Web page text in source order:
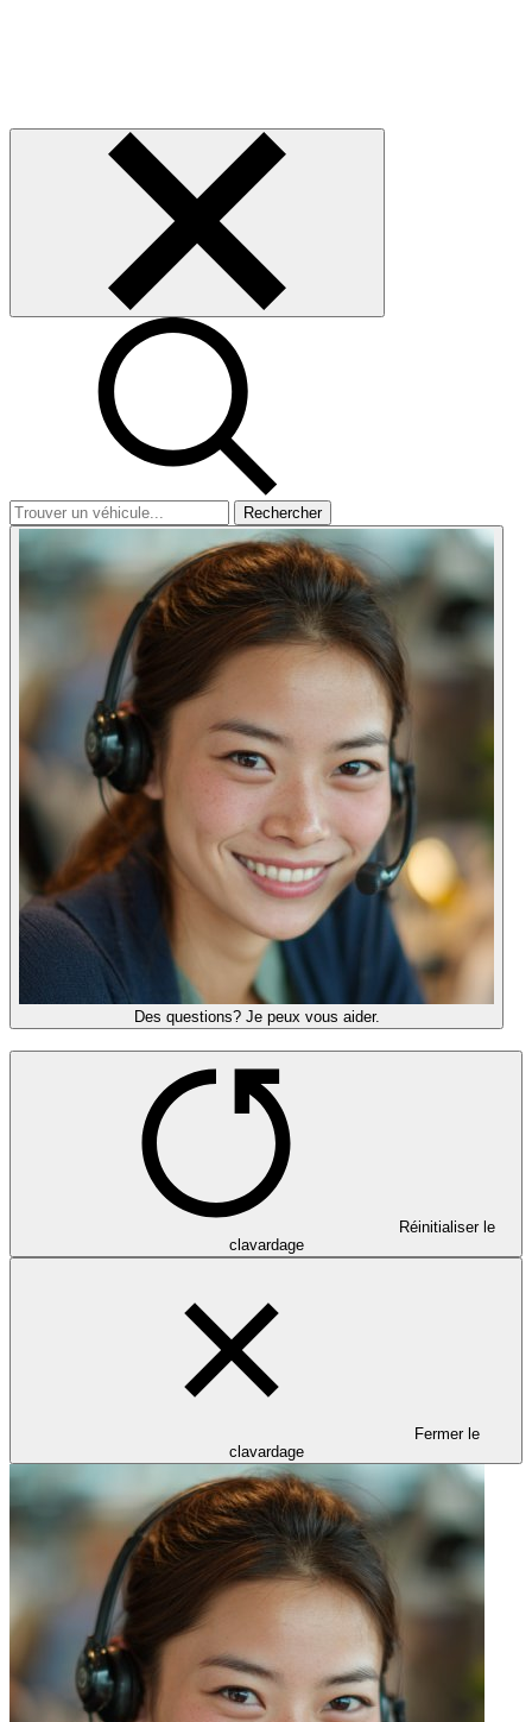
Rechercher
Des questions? Je peux vous aider.
Réinitialiser le
clavardage
Fermer le
clavardage